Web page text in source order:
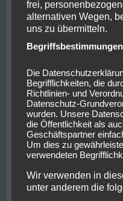
Nun ging es zurück
im höchsten, irisch
Guiness und Shepard’s
Die Halbzeit unserer
als Ruhetag angehen
frei,
alternativen Wegen,
uns zu übermitteln.
Begriffsbestimmungen
Die
Begrifflichkeiten, die
Richtlinien- und
Datenschutz-
wurden. Unsere
die Öffentlichkeit als
Geschäftspartner
Um dies zu
verwendeten
Wir verwenden in
unter anderem die